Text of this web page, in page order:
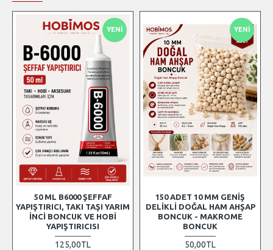
YENI
50 ML B6000 ŞEFFAF
YAPIŞTIRICI, TAKI TAŞI YARIM
İNCI BONCUK VE HOBI
YAPIŞTIRICISI
125,00TL
YENI
150 ADET 10 MM GENIŞ
DELIKLI DOĞAL HAM AHŞAP
BONCUK - MAKROME
BONCUK
50,00TL